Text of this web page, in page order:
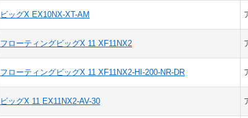
ビッグX EX10NX-XT-AM
フローティングビッグX 11 XF11NX2
フローティングビッグX 11 XF11NX2-HI-200-NR-DR
ビッグX 11 EX11NX2-AV-30